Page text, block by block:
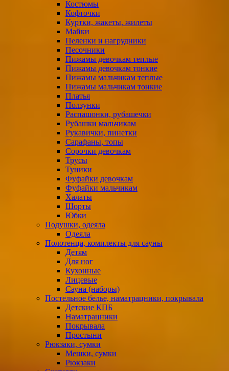
Костюмы
Кофточки
Куртки, жакеты, жилеты
Майки
Пеленки и нагрудники
Песочники
Пижамы девочкам теплые
Пижамы девочкам тонкие
Пижамы мальчикам теплые
Пижамы мальчикам тонкие
Платья
Ползунки
Распашонки, рубашечки
Рубашки мальчикам
Рукавички, пинетки
Сарафаны, топы
Сорочки девочкам
Трусы
Туники
Фуфайки девочкам
Фуфайки мальчикам
Халаты
Шорты
Юбки
Подушки, одеяла
Одеяла
Полотенца, комплекты для сауны
Детям
Для ног
Кухонные
Лицевые
Сауна (наборы)
Постельное белье, наматрацники, покрывала
Детские КПБ
Наматрацники
Покрывала
Простыни
Рюкзаки, сумки
Мешки, сумки
Рюкзаки